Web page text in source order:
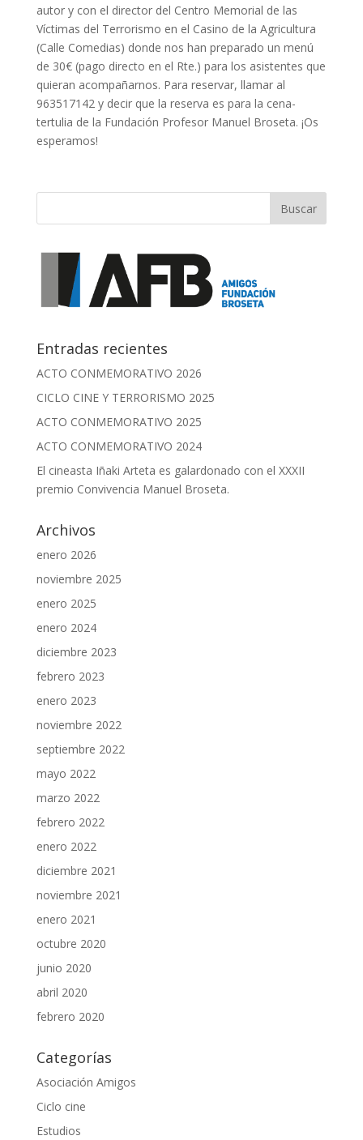
autor y con el director del Centro Memorial de las
Víctimas del Terrorismo en el Casino de la Agricultura
(Calle Comedias) donde nos han preparado un menú
de 30€ (pago directo en el Rte.) para los asistentes que
quieran acompañarnos. Para reservar, llamar al
963517142 y decir que la reserva es para la cena-
tertulia de la Fundación Profesor Manuel Broseta. ¡Os
esperamos!
Entradas recientes
ACTO CONMEMORATIVO 2026
CICLO CINE Y TERRORISMO 2025
ACTO CONMEMORATIVO 2025
ACTO CONMEMORATIVO 2024
El cineasta Iñaki Arteta es galardonado con el XXXII
premio Convivencia Manuel Broseta.
Archivos
enero 2026
noviembre 2025
enero 2025
enero 2024
diciembre 2023
febrero 2023
enero 2023
noviembre 2022
septiembre 2022
mayo 2022
marzo 2022
febrero 2022
enero 2022
diciembre 2021
noviembre 2021
enero 2021
octubre 2020
junio 2020
abril 2020
febrero 2020
Categorías
Asociación Amigos
Ciclo cine
Estudios